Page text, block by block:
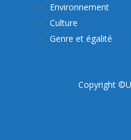
Environnement
Culture
Genre et égalité
Copyright